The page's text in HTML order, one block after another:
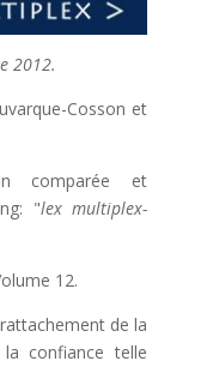
2012.
Cosson et
comparée et
"lex multiplex-
12.
de la
confiance telle